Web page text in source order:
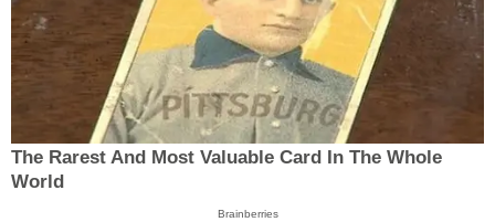
The Rarest And Most Valuable Card In The Whole
World
Brainberries